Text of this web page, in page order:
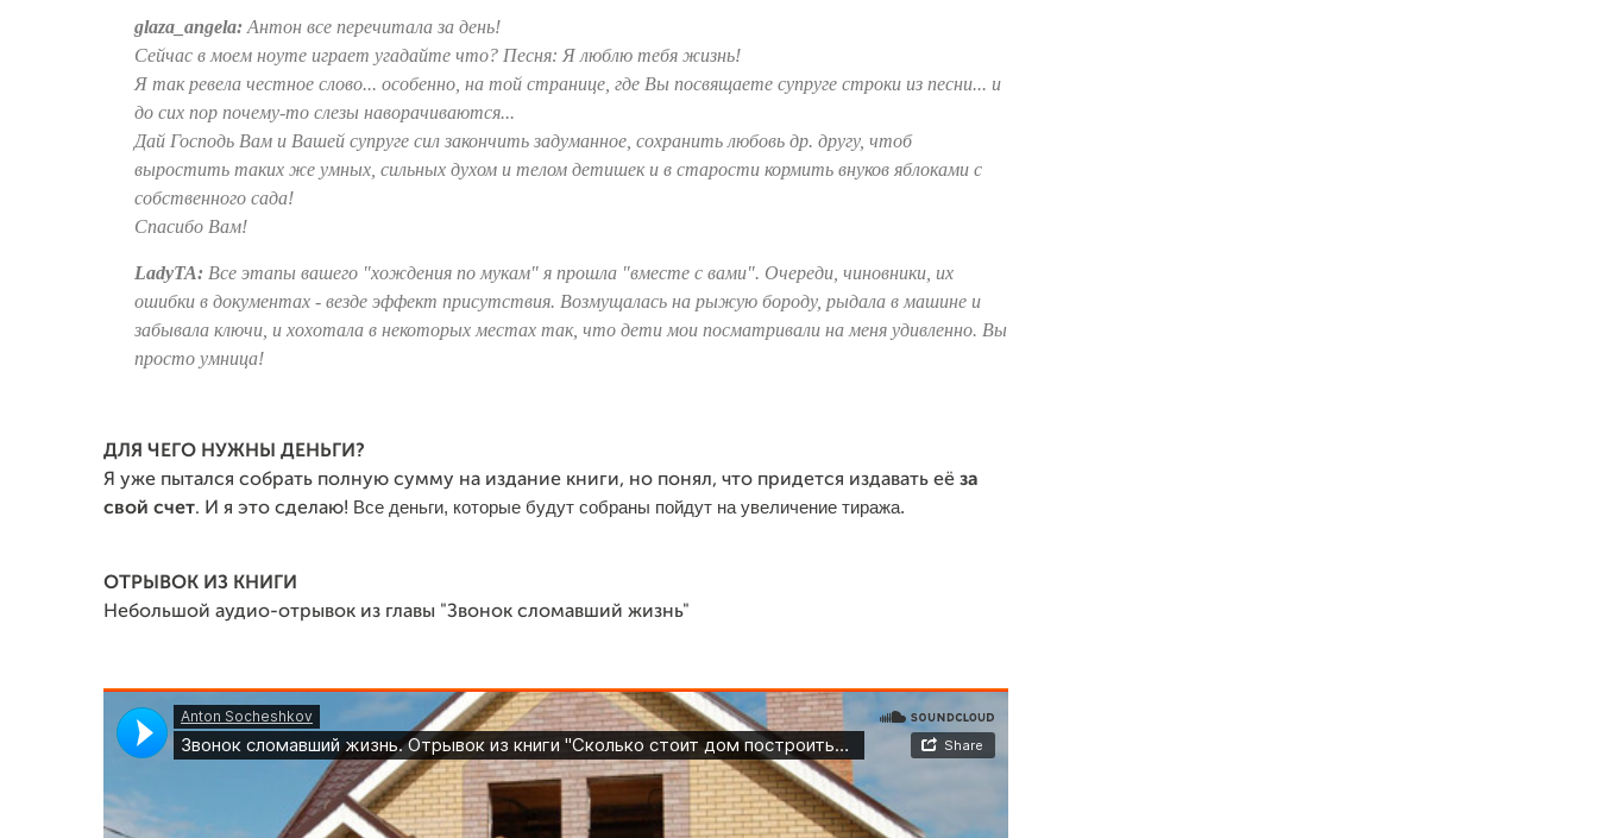
glaza_angela:Антон все перечитала за день!
Сейчас в моем ноуте играет угадайте что? Песня: Я люблю тебя жизнь!
Я так ревела честное слово... особенно, на той странице, где Вы посвящаете супруге строки из песни... и
до сих пор почему-то слезы наворачиваются...
Дай Господь Вам и Вашей супруге сил закончить задуманное, сохранить любовь др. другу, чтоб
выростить таких же умных, сильных духом и телом детишек и в старости кормить внуков яблоками с
собственного сада!
Спасибо Вам!
LadyTA:Все этапы вашего "хождения по мукам" я прошла "вместе с вами". Очереди, чиновники, их
ошибки в документах - везде эффект присутствия. Возмущалась на рыжую бороду, рыдала в машине и
забывала ключи, и хохотала в некоторых местах так, что дети мои посматривали на меня удивленно. Вы
просто умница!
ДЛЯ ЧЕГО НУЖНЫ ДЕНЬГИ?
Я уже пытался собрать полную сумму на издание книги, но понял, что придется издавать её за
свой счет. И я это сделаю! Все деньги, которые будут собраны пойдут на увеличение тиража.
ОТРЫВОК ИЗ КНИГИ
Небольшой аудио-отрывок из главы "Звонок сломавший жизнь"